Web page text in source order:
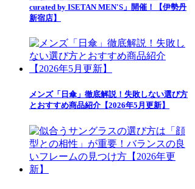
curated by ISETAN MEN'S」開催！【伊勢丹
新宿店】
メンズ「日傘」徹底解説！失敗しない選び方
とおすすめ商品紹介【2026年5月更新】